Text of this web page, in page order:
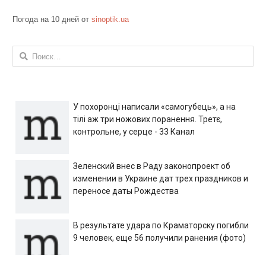
Погода на 10 дней от sinoptik.ua
Найти:
У похоронці написали «самогубець», а на
тілі аж три ножових поранення. Третє,
контрольне, у серце - 33 Канал
Зеленский внес в Раду законопроект об
изменении в Украине дат трех праздников и
переносе даты Рождества
В результате удара по Краматорску погибли
9 человек, еще 56 получили ранения (фото)